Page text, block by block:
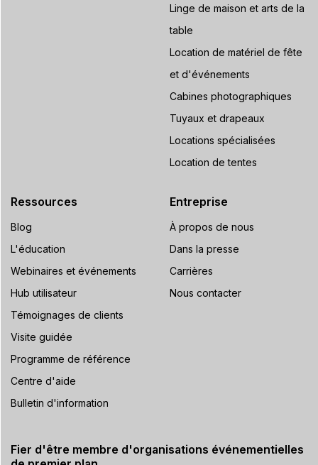
Linge de maison et arts de la
table
Location de matériel de fête
et d'événements
Cabines photographiques
Tuyaux et drapeaux
Locations spécialisées
Location de tentes
Ressources
Blog
L'éducation
Webinaires et événements
Hub utilisateur
Témoignages de clients
Visite guidée
Programme de référence
Centre d'aide
Bulletin d'information
Entreprise
À propos de nous
Dans la presse
Carrières
Nous contacter
Fier d'être membre d'organisations événementielles